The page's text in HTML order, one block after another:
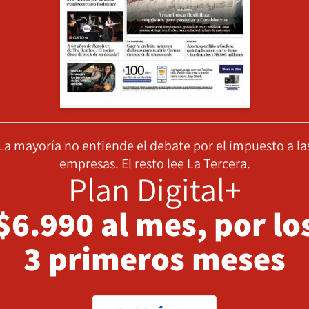
mayoría no entiende el debate por el impuesto a
empresas. El resto lee La Tercera.
Plan Digital+
al mes, por
3 primeros meses